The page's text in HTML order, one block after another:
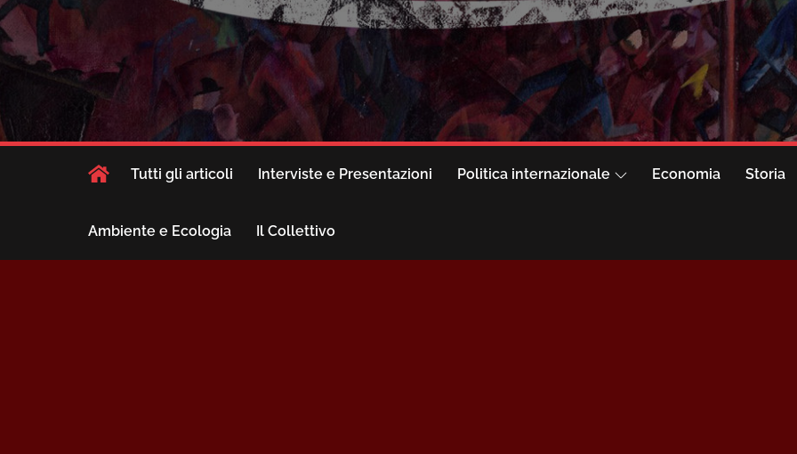
Tutti gli articoli Interviste e Presentazioni Politica internazionale Economia Storia
Ambiente e Ecologia Il Collettivo